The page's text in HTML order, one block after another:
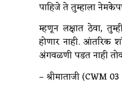
पाहिजे ते तुम्हाला
म्हणून लक्षात ठेवा,
होणार नाही. आंतरिक
अंगवळणी पडत नाही
– श्रीमाताजी (CWM